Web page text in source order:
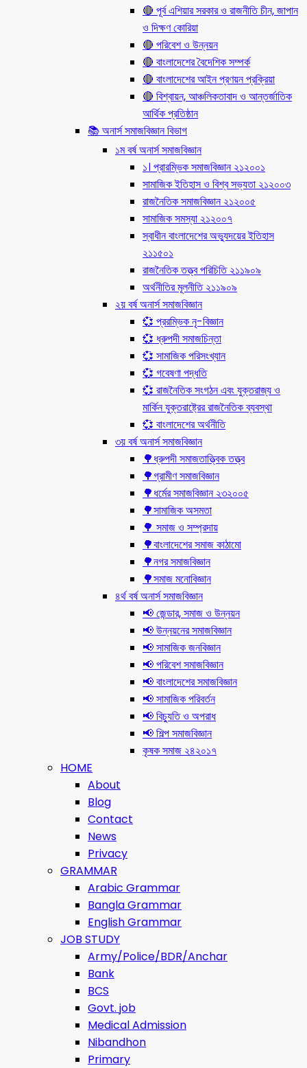
🔴 পূর্ব এশিয়ার সরকার ও রাজনীতি চীন, জাপান
ও দিক্ষণ কোরিয়া
🔴 পরিবেশ ও উন্নয়ন
🔴 বাংলাদেশের বৈদেশিক সম্পর্ক
🔴 বাংলাদেশের আইন প্রণয়ন প্রক্রিয়া
🔴 বিশ্বায়ন, আঞ্চলিকতাবাদ ও আন্তর্জাতিক
আর্থিক প্রতিষ্ঠান
📚 অনার্স সমাজবিজ্ঞান বিভাগ
১ম বর্ষ অনার্স সমাজবিজ্ঞান
১। প্রারম্ভিক সমাজবিজ্ঞান ২১২০০১
সামাজিক ইতিহাস ও বিশ্ব সভ্যতা ২১২০০৩
রাজনৈতিক সমাজবিজ্ঞান ২১২০০৫
সামাজিক সমস্যা ২১২০০৭
স্বাধীন বাংলাদেশের অভ্যুদয়ের ইতিহাস
২১১৫০১
রাজনৈতিক তত্ত্ব পরিচিতি ২১১৯০৯
অর্থনীতির মূলনীতি ২১১৯০৯
২য় বর্ষ অনার্স সমাজবিজ্ঞান
💞 প্ররম্ভিক নৃ-বিজ্ঞান
💞 ধ্রুপদী সমাজচিন্তা
💞 সামাজিক পরিসংখ্যান
💞 গবেষণা পদ্ধতি
💞 রাজনৈতিক সংগঠন এবং যুক্তরাজ্য ও
মার্কিন যুক্তরাষ্ট্রের রাজনৈতিক ব্যবস্থা
💞 বাংলাদেশের অর্থনীতি
৩য় বর্ষ অনার্স সমাজবিজ্ঞান
🌳ধ্রুপদী সমাজতাত্ত্বিক তত্ত্ব
🌳গ্রামীণ সমাজবিজ্ঞান
🌳ধর্মের সমাজবিজ্ঞান ২৩২০০৫
🌳সামাজিক অসমতা
🌳 সমাজ ও সম্প্রদায়
🌳বাংলাদেশের সমাজ কাঠামো
🌳নগর সমাজবিজ্ঞান
🌳সমাজ মনোবিজ্ঞান
৪র্থ বর্ষ অনার্স সমাজবিজ্ঞান
📢 জেন্ডার, সমাজ ও উন্নয়ন
📢 উন্নয়নের সমাজবিজ্ঞান
📢 সামাজিক জনবিজ্ঞান
📢 পরিবেশ সমাজবিজ্ঞান
📢 বাংলাদেশের সমাজবিজ্ঞান
📢 সামাজিক পরিবর্তন
📢 বিচ্যুতি ও অপরাধ
📢 শিল্প সমাজবিজ্ঞান
কৃষক সমাজ ২৪২০১৭
HOME
About
Blog
Contact
News
Privacy
GRAMMAR
Arabic Grammar
Bangla Grammar
English Grammar
JOB STUDY
Army/Police/BDR/Anchar
Bank
BCS
Govt. job
Medical Admission
Nibandhon
Primary